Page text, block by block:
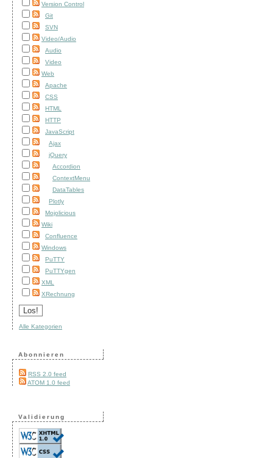
Version Control
Git
SVN
Video/Audio
Audio
Video
Web
Apache
CSS
HTML
HTTP
JavaScript
Ajax
jQuery
Accordion
ContextMenu
DataTables
Plotly
Mojolicious
Wiki
Confluence
Windows
PuTTY
PuTTYgen
XML
XRechnung
Alle Kategorien
Abonnieren
RSS 2.0 feed
ATOM 1.0 feed
Validierung